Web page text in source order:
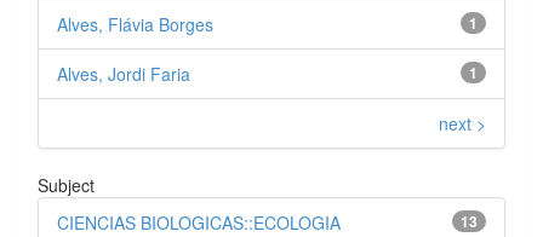
1
Alves, Flávia Borges
1
Alves, Jordi Faria
next >
Subject
13
CIENCIAS BIOLOGICAS::ECOLOGIA